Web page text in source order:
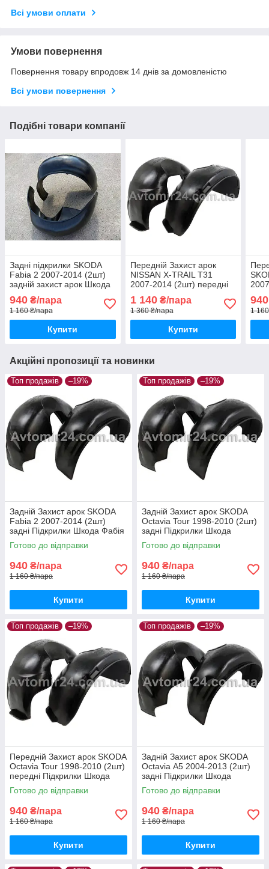
Всі умови оплати
Умови повернення
Повернення товару впродовж 14 днів за домовленістю
Всі умови повернення
Подібні товари компанії
Задні підкрилки SKODA
Fabia 2 2007-2014 (2шт)
задній захист арок Шкода
задніх
940 ₴/пара
1 160 ₴/пара
Купити
Передній Захист арок
NISSAN X-TRAIL T31
2007-2014 (2шт) передні
Т31 з 2007 пара передніх
1 140₴/пара
1 360 ₴/пара
Купити
940
1
Акційні пропозиції та новинки
Топ продажів –19%
Задній Захист арок SKODA
Fabia 2 2007-2014 (2шт)
задні Підкрилки Шкода Фабія
МК2 з 2007 пара задніх
Готово до відправки
940 ₴/пара
1 160 ₴/пара
Купити
Топ продажів –19%
Задній Захист арок SKODA
Octavia Tour 1998-2010 (2шт)
задні Підкрилки Шкода
Октавія Тур пара задніх
Готово до відправки
940 ₴/пара
1 160 ₴/пара
Купити
Топ продажів –19%
Передній Захист арок SKODA
Octavia Tour 1998-2010 (2шт)
передні Підкрилки Шкода
Октавія Тур пара передніх
Готово до відправки
940 ₴/пара
1 160 ₴/пара
Купити
Топ продажів –19%
Задній Захист арок SKODA
Octavia А5 2004-2013 (2шт)
задні Підкрилки Шкода
Октавія А5 пара задніх
Готово до відправки
940 ₴/пара
1 160 ₴/пара
Купити